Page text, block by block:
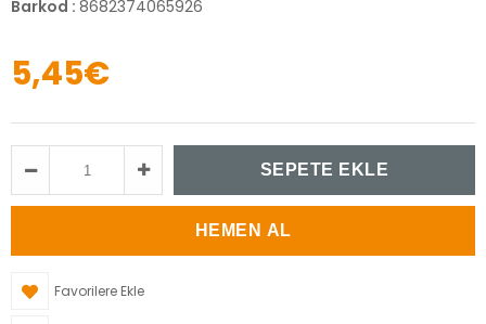
Barkod : 8682374065926
5,45€
Favorilere Ekle